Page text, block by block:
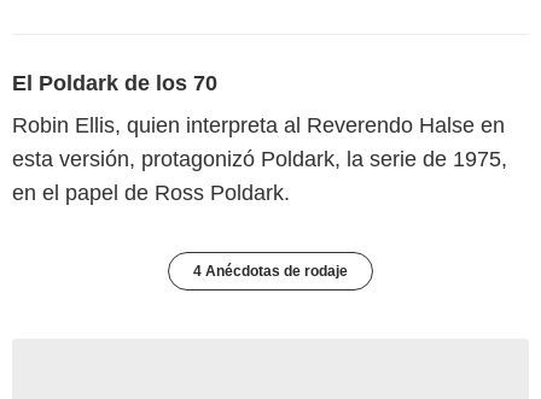
El Poldark de los 70
Robin Ellis, quien interpreta al Reverendo Halse en
esta versión, protagonizó Poldark, la serie de 1975,
en el papel de Ross Poldark.
4 Anécdotas de rodaje